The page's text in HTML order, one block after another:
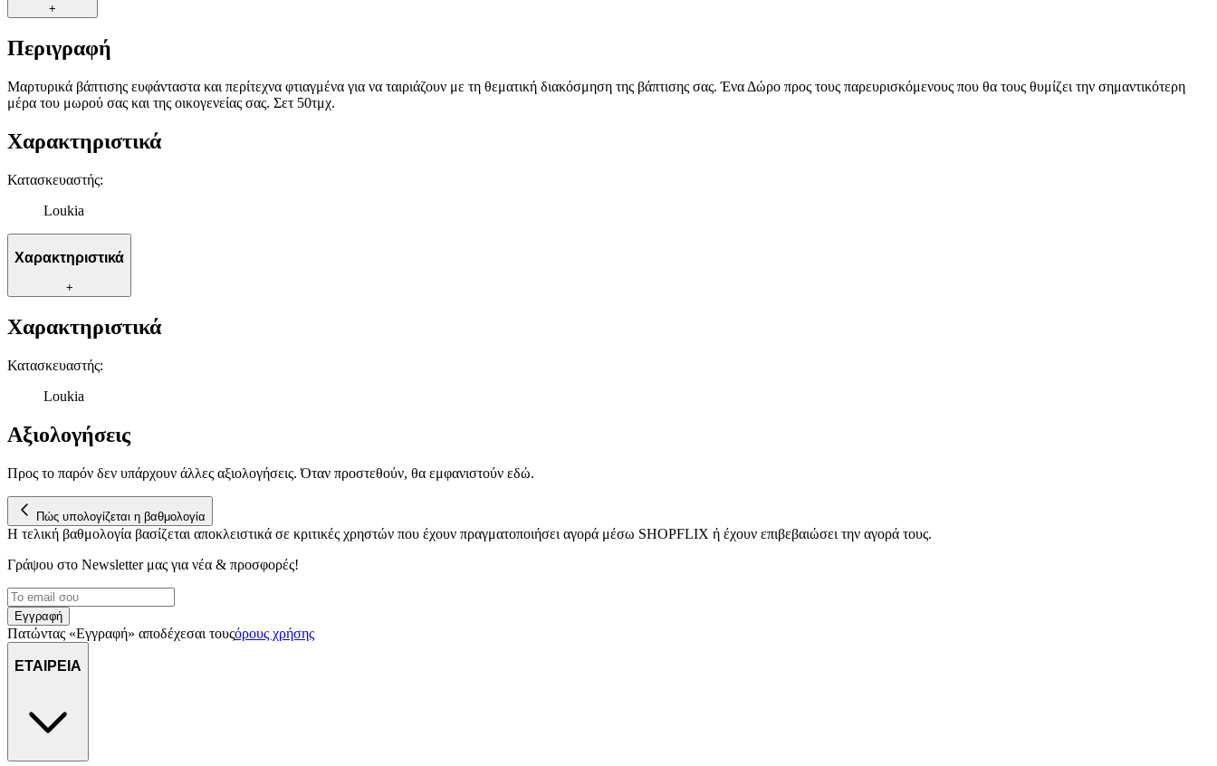
+
Περιγραφή
Μαρτυρικά βάπτισης ευφάνταστα και περίτεχνα φτιαγμένα για να ταιριάζουν με τη θεματική διακόσμηση της βάπτισης σας. Ένα Δώρο προς τους παρευρισκόμενους που θα τους θυμίζει την σημαντικότερη
μέρα του μωρού σας και της οικογενείας σας. Σετ 50τμχ.
Χαρακτηριστικά
Κατασκευαστής:
Loukia
Χαρακτηριστικά
+
Χαρακτηριστικά
Κατασκευαστής:
Loukia
Αξιολογήσεις
Προς το παρόν δεν υπάρχουν άλλες αξιολογήσεις. Όταν προστεθούν, θα εμφανιστούν εδώ.
Πώς υπολογίζεται η βαθμολογία
Η τελική βαθμολογία βασίζεται αποκλειστικά σε κριτικές χρηστών που έχουν πραγματοποιήσει αγορά μέσω SHOPFLIX ή έχουν επιβεβαιώσει την αγορά τους.
Γράψου στο Νewsletter μας για νέα & προσφορές!
Εγγραφή
Πατώντας «Εγγραφή» αποδέχεσαι τουςόρους χρήσης
ΕΤΑΙΡΕΙΑ